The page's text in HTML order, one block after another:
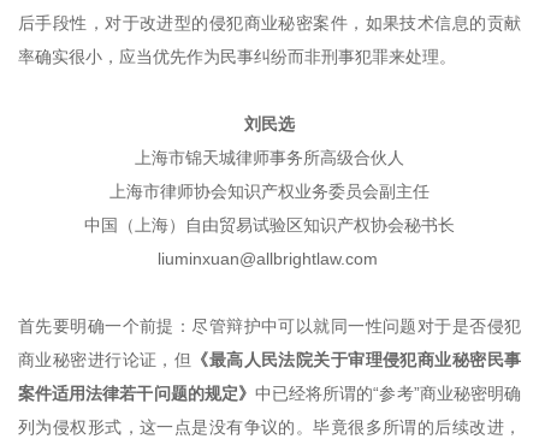
后手段性，对于改进型的侵犯商业秘密案件，如果技术信息的贡献
率确实很小，应当优先作为民事纠纷而非刑事犯罪来处理。
刘民选
上海市锦天城律师事务所高级合伙人
上海市律师协会知识产权业务委员会副主任
中国（上海）自由贸易试验区知识产权协会秘书长
liuminxuan@allbrightlaw.com
首先要明确一个前提：尽管辩护中可以就同一性问题对于是否侵犯
商业秘密进行论证，但
《最高人民法院关于审理侵犯商业秘密民事
案件适用法律若干问题的规定》 中已经将所谓的“参考”商业秘密明确
列为侵权形式，这一点是没有争议的。毕竟很多所谓的后续改进，